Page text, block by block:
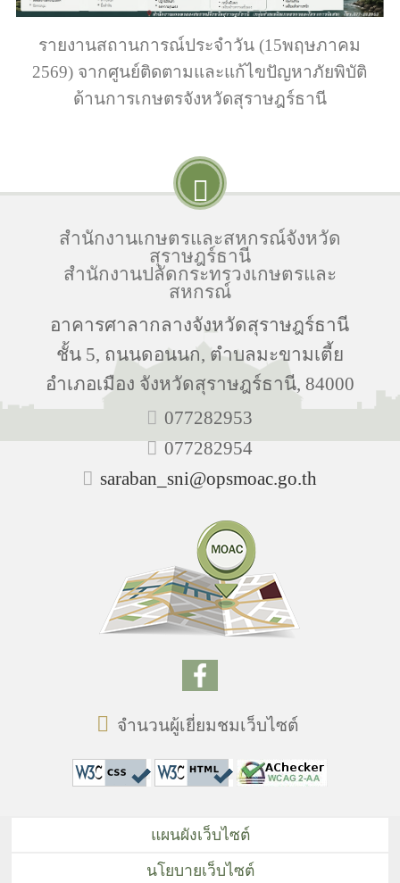
รายงานสถานการณ์ประจำวัน (15พฤษภาคม
2569) จากศูนย์ติดตามและแก้ไขปัญหาภัยพิบัติ
ด้านการเกษตรจังหวัดสุราษฎร์ธานี
สำนักงานเกษตรและสหกรณ์จังหวัด
สุราษฎร์ธานี
สำนักงานปลัดกระทรวงเกษตรและ
สหกรณ์
อาคารศาลากลางจังหวัดสุราษฎร์ธานี
ชั้น 5, ถนนดอนนก, ตำบลมะขามเตี้ย
อำเภอเมือง จังหวัดสุราษฎร์ธานี, 84000
077282953
077282954
saraban_sni@opsmoac.go.th
จำนวนผู้เยี่ยมชมเว็บไซต์
แผนผังเว็บไซต์
นโยบายเว็บไซต์